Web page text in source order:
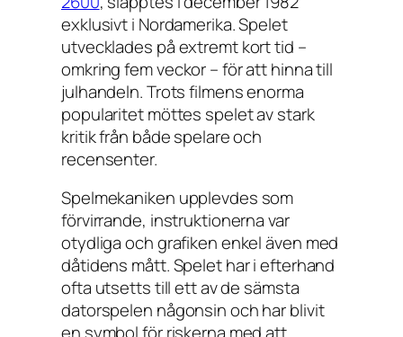
exklusivt i Nordamerika. Spelet
utvecklades på extremt kort tid –
omkring fem veckor – för att hinna till
julhandeln. Trots filmens enorma
popularitet möttes spelet av stark
kritik från både spelare och
recensenter.
Spelmekaniken upplevdes som
förvirrande, instruktionerna var
otydliga och grafiken enkel även med
dåtidens mått. Spelet har i efterhand
ofta utsetts till ett av de sämsta
datorspelen någonsin och har blivit